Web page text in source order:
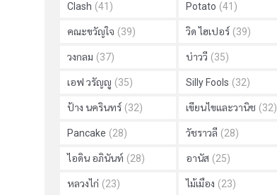
Clash (41) Potato (41)
คณะขวัญใจ (39) วิด ไฮเปอร์ (39)
วงกลม (37) บ่าววี (35)
เอฟ วรัญญู (35) Silly Fools (32)
ป้าง นครินทร์ (32) เขียนไขและวานิช (32)
Pancake (28) วัชราวลี (28)
ไอดิน อภินันท์ (28) อานัส (25)
หลวงไก่ (23) ไม้เมือง (23)